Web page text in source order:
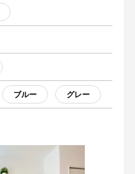
ブルー グレー